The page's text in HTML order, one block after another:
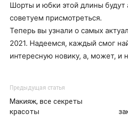
Шорты и юбки этой длины будут
советуем присмотреться.
Теперь вы узнали о самых
2021. Надеемся, каждый смог
интересную новику, а, может, и
Предыдущая статья
Макияж, все секреты
красоты